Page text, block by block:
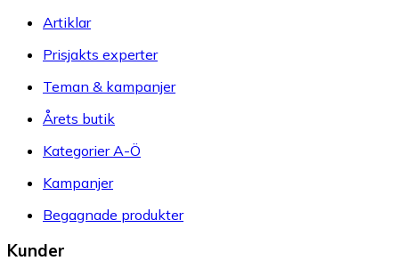
Artiklar
Prisjakts experter
Teman & kampanjer
Årets butik
Kategorier A-Ö
Kampanjer
Begagnade produkter
Kunder